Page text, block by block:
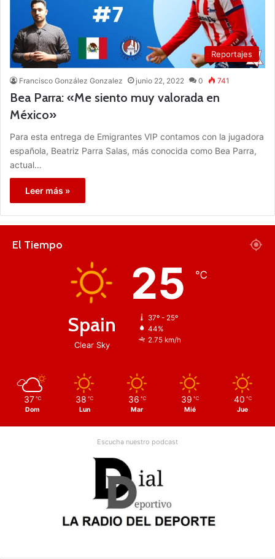
Reportajes
Francisco González Gonzalez junio 22, 2022 0 741
Bea Parra: «Me siento muy valorada en
México»
Para esta entrega de Emigrantes VIP contamos con la jugadora
española, Beatriz Parra Salas, más conocida como Bea Parra,
actual…
Leer más »
El Tiempo
Spain
Clear Sky
25 ℃
37º - 25º
44%
2.75 km/h
37 ℃
Dom
38 ℃
Lun
36 ℃
Mar
39 ℃
Mié
40 ℃
Jue
Escucha nuestro podcast